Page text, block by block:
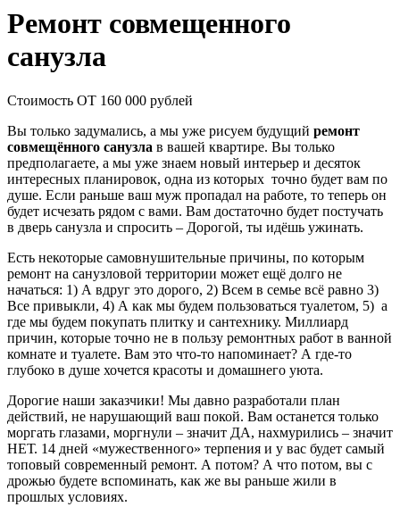
Ремонт совмещенного
санузла
Стоимость ОТ 160 000 рублей
Вы только задумались, а мы уже рисуем будущий ремонт
совмещённого санузла в вашей квартире. Вы только
предполагаете, а мы уже знаем новый интерьер и десяток
интересных планировок, одна из которых точно будет вам по
душе. Если раньше ваш муж пропадал на работе, то теперь он
будет исчезать рядом с вами. Вам достаточно будет постучать
в дверь санузла и спросить – Дорогой, ты идёшь ужинать.
Есть некоторые самовнушительные причины, по которым
ремонт на санузловой территории может ещё долго не
начаться: 1) А вдруг это дорого, 2) Всем в семье всё равно 3)
Все привыкли, 4) А как мы будем пользоваться туалетом, 5) а
где мы будем покупать плитку и сантехнику. Миллиард
причин, которые точно не в пользу ремонтных работ в ванной
комнате и туалете. Вам это что-то напоминает? А где-то
глубоко в душе хочется красоты и домашнего уюта.
Дорогие наши заказчики! Мы давно разработали план
действий, не нарушающий ваш покой. Вам останется только
моргать глазами, моргнули – значит ДА, нахмурились – значит
НЕТ. 14 дней «мужественного» терпения и у вас будет самый
топовый современный ремонт. А потом? А что потом, вы с
дрожью будете вспоминать, как же вы раньше жили в
прошлых условиях.